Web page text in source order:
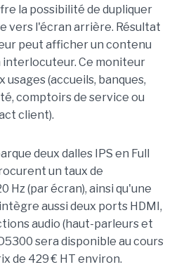
la possibilité de dupliquer
vers l'écran arrière. Résultat
peut afficher un contenu
Ce moniteur
(accueils, banques,
comptoirs de service ou
client).
deux dalles IPS en Full
un taux de
Hz (par écran), ainsi qu'une
aussi deux ports HDMI,
audio (haut-parleurs et
sera disponible au cours
de 429 € HT environ.